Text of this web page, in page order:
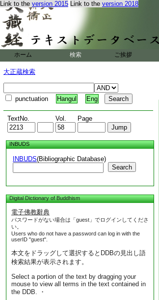
Link to the version 2015 Link to the version 2018
ホーム 検索 ご挨拶
大正蔵検索
punctuation Hangul Eng
TextNo. Vol. Page
INBUDS
INBUDS(Bibliographic Database)
Search
Digital Dictionary of Buddhism
電子佛教辭典
パスワードがない場合は「guest」でログインしてくださ
い。
Users who do not have a password can log in with the
userID "guest".
本文をドラッグして選択するとDDBの見出し語
検索結果が表示されます。
Select a portion of the text by dragging your
mouse to view all terms in the text contained in
the DDB. ・